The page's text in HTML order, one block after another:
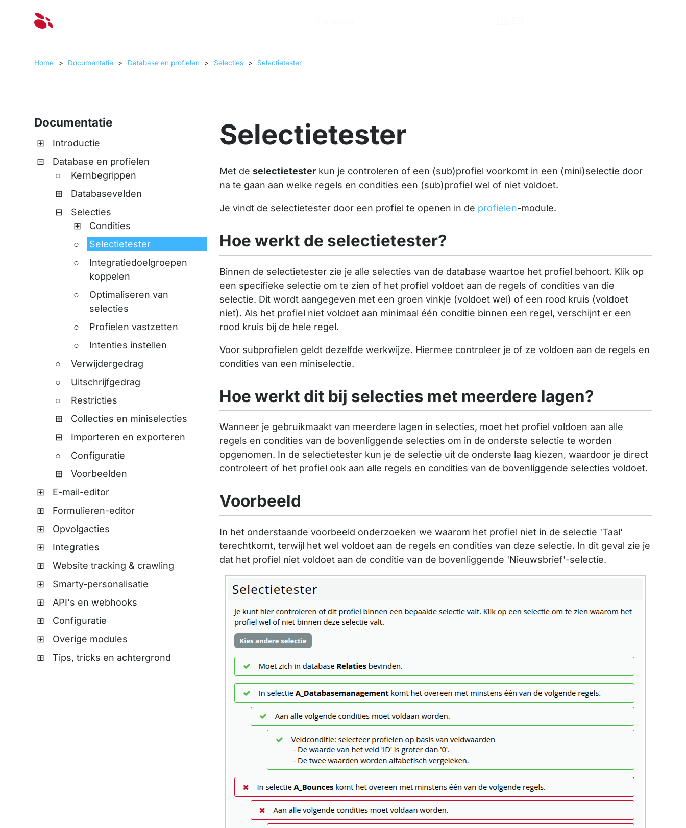
Home > Documentatie > Database en profielen > Selecties > Selectietester
Documentatie
Introductie
Database en profielen
Kernbegrippen
Databasevelden
Selecties
Condities
Selectietester
Integratiedoelgroepen
koppelen
Optimaliseren van
selecties
Profielen vastzetten
Intenties instellen
Verwijdergedrag
Uitschrijfgedrag
Restricties
Collecties en miniselecties
Importeren en exporteren
Configuratie
Voorbeelden
E-mail-editor
Formulieren-editor
Opvolgacties
Integraties
Website tracking & crawling
Smarty-personalisatie
API's en webhooks
Configuratie
Overige modules
Tips, tricks en achtergrond
Selectietester
Met deselectietester kun je controleren of een (sub)profiel voorkomt in een (mini)selectie door
na te gaan aan welke regels en condities een (sub)profiel wel of niet voldoet.
Je vindt de selectietester door een profiel te openen in de profielen-module.
Hoe werkt de selectietester?
Binnen de selectietester zie je alle selecties van de database waartoe het profiel behoort. Klik op
een specifieke selectie om te zien of het profiel voldoet aan de regels of condities van die
selectie. Dit wordt aangegeven met een groen vinkje (voldoet wel) of een rood kruis (voldoet
niet). Als het profiel niet voldoet aan minimaal één conditie binnen een regel, verschijnt er een
rood kruis bij de hele regel.
Voor subprofielen geldt dezelfde werkwijze. Hiermee controleer je of ze voldoen aan de regels en
condities van een miniselectie.
Hoe werkt dit bij selecties met meerdere lagen?
Wanneer je gebruikmaakt van meerdere lagen in selecties, moet het profiel voldoen aan alle
regels en condities van de bovenliggende selecties om in de onderste selectie te worden
opgenomen. In de selectietester kun je de selectie uit de onderste laag kiezen, waardoor je direct
controleert of het profiel ook aan alle regels en condities van de bovenliggende selecties voldoet.
Voorbeeld
In het onderstaande voorbeeld onderzoeken we waarom het profiel niet in de selectie 'Taal'
terechtkomt, terwijl het wel voldoet aan de regels en condities van deze selectie. In dit geval zie je
dat het profiel niet voldoet aan de conditie van de bovenliggende 'Nieuwsbrief'-selectie.